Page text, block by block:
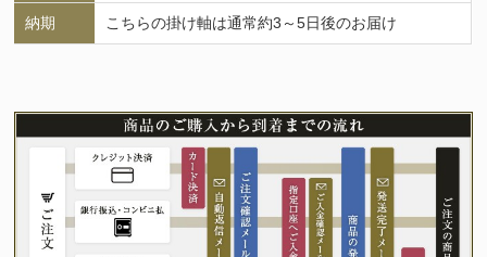
納期 こちらの掛け軸は通常約3～5日後のお届け